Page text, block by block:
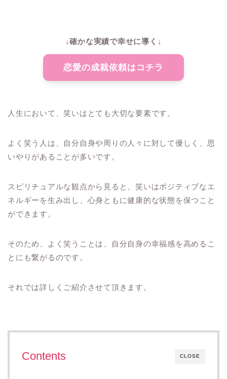
↓確かな実績で幸せに導く↓
恋愛の成就依頼はコチラ
人生において、笑いはとても大切な要素です。
よく笑う人は、自分自身や周りの人々に対して優しく、思
いやりがあることが多いです。
スピリチュアルな観点から見ると、笑いはポジティブなエ
ネルギーを生み出し、心身ともに健康的な状態を保つこと
ができます。
そのため、よく笑うことは、自分自身の幸福感を高めるこ
とにも繋がるのです。
それでは詳しくご紹介させて頂きます。
CLOSE
Contents